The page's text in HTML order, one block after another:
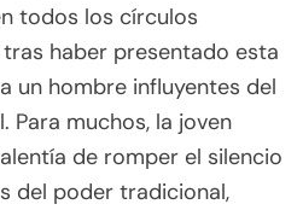
todos los círculos
haber presentado esta
un hombre influyentes del
Para muchos, la joven
de romper el silencio
del poder tradicional,